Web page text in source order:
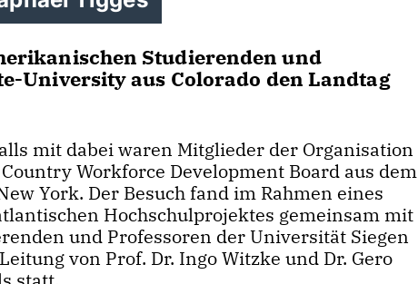
Studierenden und
University aus Colorado den Landtag
mit dabei waren Mitglieder der Organisation
Workforce Development Board aus dem
York. Der Besuch fand im Rahmen eines
Hochschulprojektes gemeinsam mit
und Professoren der Universität Siegen
von Prof. Dr. Ingo Witzke und Dr. Gero